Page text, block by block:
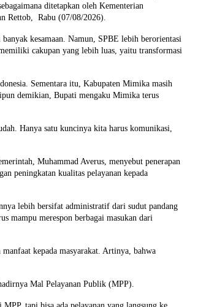
ditetapkan oleh Kementerian
Rettob, Rabu (07/08/2026).
kesamaan. Namun, SPBE lebih berorientasi
cakupan yang lebih luas, yaitu transformasi
Sementara itu, Kabupaten Mimika masih
demikian, Bupati mengaku Mimika terus
Hanya satu kuncinya kita harus komunikasi,
Muhammad Averus, menyebut penerapan
peningkatan kualitas pelayanan kepada
lebih bersifat administratif dari sudut pandang
mampu merespon berbagai masukan dari
kepada masyarakat. Artinya, bahwa
Mal Pelayanan Publik (MPP).